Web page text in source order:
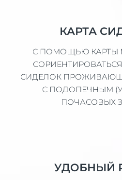
КАРТА
С ПОМОЩЬЮ КАРТЫ
СИДЕЛОК
С ПОДОПЕЧНЫМ
ПОЧАСОВЫХ
УДОБНЫЙ